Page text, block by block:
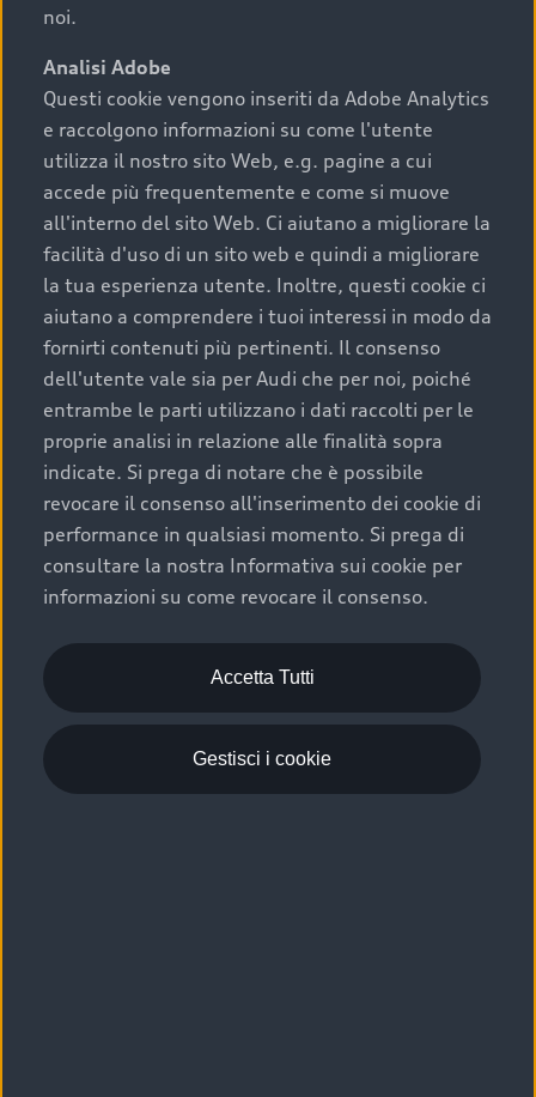
acquistare un’auto usata, oltre al prezzo e all'aspetto,
chilometraggio: un valore contenuto corrisponde a
uno stato migliore del veicolo e a una maggiore
durata nel tempo;
cronologia dei tagliandi: una documentazione
completa della vettura certifica una manutenzione
costante e accurata;
condizioni della carrozzeria e degli interni: una
buona conservazione evidenzia cura e attenzione del
precedente proprietario;
efficienza meccanica: motore, trasmissione e
componenti principali in ottimo stato garantiscono
prestazioni affidabili e sicure.
Acquistare un’auto usata in una Concessionaria ufficiale
Audi che offre l’usato garantito tramite Audi Prima
Scelta :plus, significa affidarsi ad un prodotto che viene
sottoposto a 110 controlli approfonditi e coperto da
garanzia fino a 4 anni per una maggiore tutela del tuo
acquisto.
noi.
Analisi Adobe
Questi cookie vengono inseriti da Adobe Analytics
e raccolgono informazioni su come l'utente
utilizza il nostro sito Web, e.g. pagine a cui
accede più frequentemente e come si muove
all'interno del sito Web. Ci aiutano a migliorare la
facilità d'uso di un sito web e quindi a migliorare
la tua esperienza utente. Inoltre, questi cookie ci
aiutano a comprendere i tuoi interessi in modo da
fornirti contenuti più pertinenti. Il consenso
dell'utente vale sia per Audi che per noi, poiché
entrambe le parti utilizzano i dati raccolti per le
proprie analisi in relazione alle finalità sopra
indicate. Si prega di notare che è possibile
revocare il consenso all'inserimento dei cookie di
performance in qualsiasi momento. Si prega di
consultare la nostra Informativa sui cookie per
informazioni su come revocare il consenso.
Accetta Tutti
Gestisci i cookie